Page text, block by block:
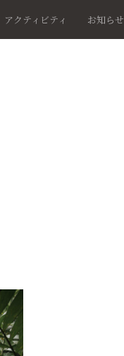
アクティビティ お知らせ